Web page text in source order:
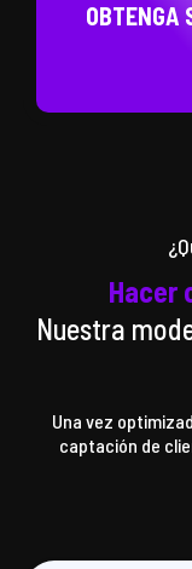
OBTENGA
Hacer
Nuestra
Una vez
captación de